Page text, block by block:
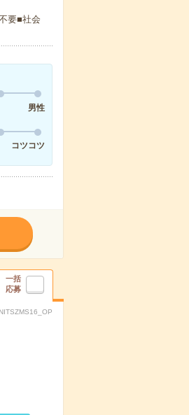
要■社会
男性
コツコツ
一括
応募